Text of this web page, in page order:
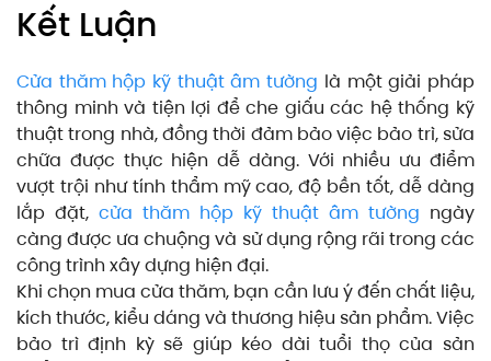
Kết Luận
Cửa thăm hộp kỹ thuật âm tường là một giải pháp
thông minh và tiện lợi để che giấu các hệ thống kỹ
thuật trong nhà, đồng thời đảm bảo việc bảo trì, sửa
chữa được thực hiện dễ dàng. Với nhiều ưu điểm
vượt trội như tính thẩm mỹ cao, độ bền tốt, dễ dàng
lắp đặt, cửa thăm hộp kỹ thuật âm tường ngày
càng được ưa chuộng và sử dụng rộng rãi trong các
công trình xây dựng hiện đại.
Khi chọn mua cửa thăm, bạn cần lưu ý đến chất liệu,
kích thước, kiểu dáng và thương hiệu sản phẩm. Việc
bảo trì định kỳ sẽ giúp kéo dài tuổi thọ của sản